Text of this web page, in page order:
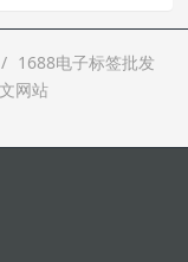
1688电子标签批发
网站